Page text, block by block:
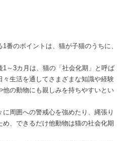
番のポイントは、猫が子猫のうちに、
～3カ月は、猫の「社会化期」と呼ば
生活を通してさまざまな知識や経験
の動物にも親しみを持ちやすいとい
周囲への警戒心を強めたり、縄張り
、できるだけ他動物は猫の社会化期